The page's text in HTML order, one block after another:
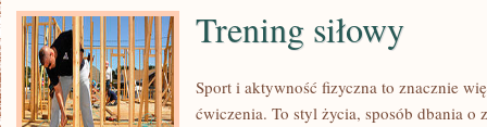
Trening siłowy
Sport i aktywność fizyczna to znacznie
ćwiczenia. To styl życia, sposób dbania o